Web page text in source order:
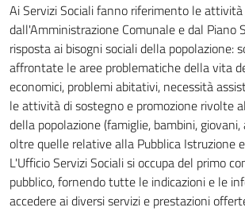
Ai Servizi Sociali fanno riferimento le
dall'Amministrazione Comunale e dal Piano
risposta ai bisogni sociali della popolazione:
affrontate le aree problematiche della vita
economici, problemi abitativi, necessità
le attività di sostegno e promozione rivolte
della popolazione (famiglie, bambini, giovani,
oltre quelle relative alla Pubblica Istruzione
L'Ufficio Servizi Sociali si occupa del primo
pubblico, fornendo tutte le indicazioni e le
accedere ai diversi servizi e prestazioni